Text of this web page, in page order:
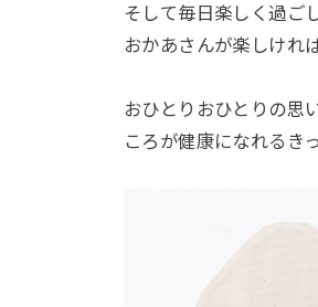
そして毎日楽しく過ご
おかあさんが楽しけれ
おひとりおひとりの思
ころが健康になれるき